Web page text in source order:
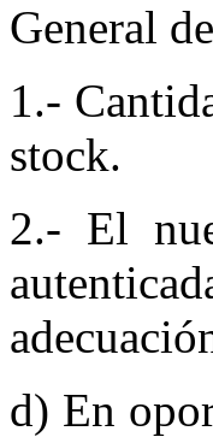
General
1.-
stock.
2.- El
d) En